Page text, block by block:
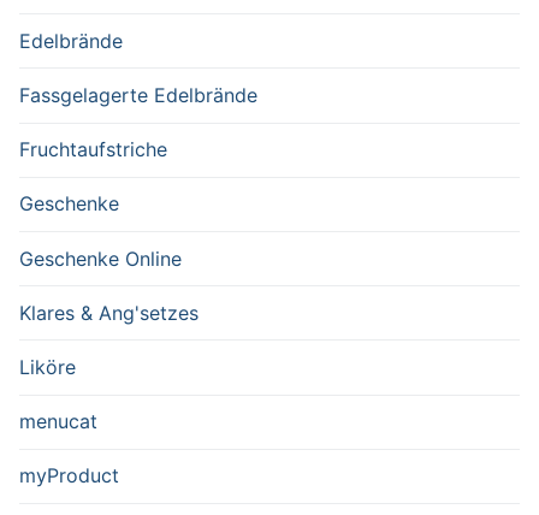
Edelbrände
Fassgelagerte Edelbrände
Fruchtaufstriche
Geschenke
Geschenke Online
Klares & Ang'setzes
Liköre
menucat
myProduct